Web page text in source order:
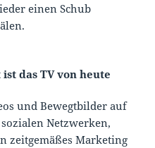
einen Schub
das TV von heute
und Bewegtbilder auf
Netzwerken,
zeitgemäßes Marketing